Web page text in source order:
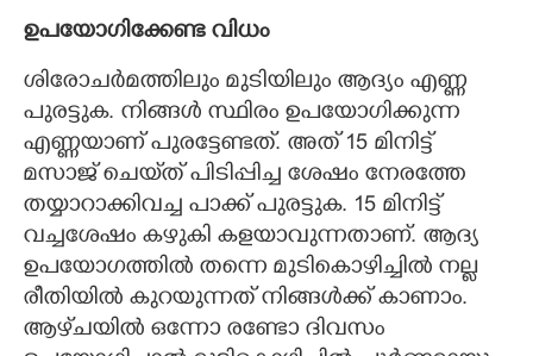
ഉപയോഗിക്കേണ്ട വിധം
ശിരോചർമത്തിലും മുടിയിലും ആദ്യം എണ്ണ
പുരട്ടുക. നിങ്ങൾ സ്ഥിരം ഉപയോഗിക്കുന്ന
എണ്ണയാണ് പുരട്ടേണ്ടത്. അത് 15 മിനിട്ട്
മസാജ് ചെയ്‌ത് പിടിപ്പിച്ച ശേഷം നേരത്തേ
തയ്യാറാക്കിവച്ച പാക്ക് പുരട്ടുക. 15 മിനിട്ട്
വച്ചശേഷം കഴുകി കളയാവുന്നതാണ്. ആദ്യ
ഉപയോഗത്തിൽ തന്നെ മുടികൊഴിച്ചിൽ നല്ല
രീതിയിൽ കുറയുന്നത് നിങ്ങൾക്ക് കാണാം.
ആഴ്‌ചയിൽ ഒന്നോ രണ്ടോ ദിവസം